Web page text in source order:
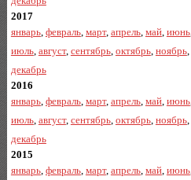
2017
январь, февраль, март, апрель, май, июнь,
июль, август, сентябрь, октябрь, ноябрь,
декабрь
2016
январь, февраль, март, апрель, май, июнь,
июль, август, сентябрь, октябрь, ноябрь,
декабрь
2015
январь, февраль, март, апрель, май, июнь,